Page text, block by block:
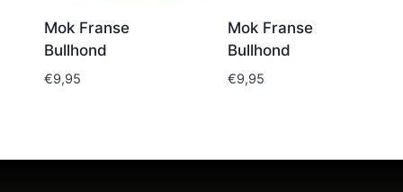
Mok Franse
Bullhond
€9,95
Mok Franse
Bullhond
€9,95